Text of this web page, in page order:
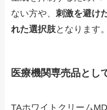
ない方や、刺激を避け
れた選択肢となります。
医療機関専売品とし
TAホワイトクリーム